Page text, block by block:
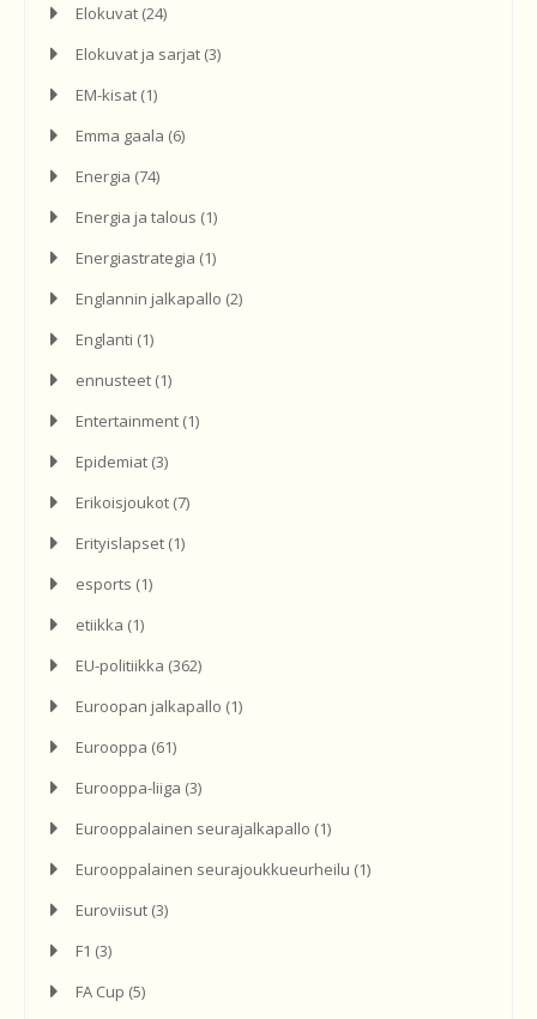
Elokuvat (24)
Elokuvat ja sarjat (3)
EM-kisat (1)
Emma gaala (6)
Energia (74)
Energia ja talous (1)
Energiastrategia (1)
Englannin jalkapallo (2)
Englanti (1)
ennusteet (1)
Entertainment (1)
Epidemiat (3)
Erikoisjoukot (7)
Erityislapset (1)
esports (1)
etiikka (1)
EU-politiikka (362)
Euroopan jalkapallo (1)
Eurooppa (61)
Eurooppa-liiga (3)
Eurooppalainen seurajalkapallo (1)
Eurooppalainen seurajoukkueurheilu (1)
Euroviisut (3)
F1 (3)
FA Cup (5)